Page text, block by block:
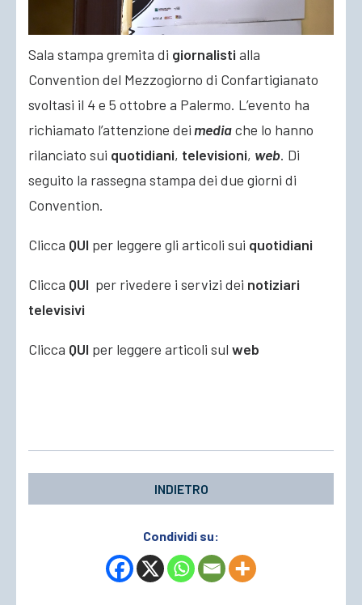
Sala stampa gremita di giornalisti alla
Convention del Mezzogiorno di Confartigianato
svoltasi il 4 e 5 ottobre a Palermo. L’evento ha
richiamato l’attenzione dei mediache lo hanno
rilanciato sui quotidiani, televisioni, web. Di
seguito la rassegna stampa dei due giorni di
Convention.
Clicca QUI per leggere gli articoli sui quotidiani
Clicca QUI per rivedere i servizi dei notiziari
televisivi
Clicca QUI per leggere articoli sul web
INDIETRO
Condividi su: